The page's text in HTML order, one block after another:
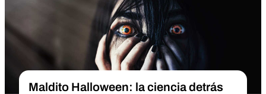
Maldito Halloween: la ciencia detrás